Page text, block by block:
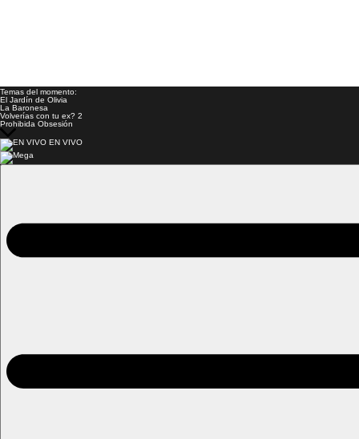
Temas del momento:
El Jardín de Olivia
La Baronesa
Volverías con tu ex? 2
Prohibida Obsesión
EN VIVO